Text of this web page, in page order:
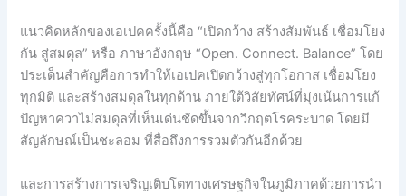
แนวคิดหลักของเอเปคครั้งนี้คือ “เปิดกว้าง สร้างสัมพันธ์ เชื่อมโยง
กัน สู่สมดุล” หรือ ภาษาอังกฤษ “Open. Connect. Balance” โดย
ประเด็นสำคัญคือการทำให้เอเปคเปิดกว้างสู่ทุกโอกาส เชื่อมโยง
ทุกมิติ และสร้างสมดุลในทุกด้าน ภายใต้วิสัยทัศน์ที่มุ่งเน้นการแก้
ปัญหาควาไม่สมดุลที่เห็นเด่นชัดขึ้นจากวิกฤตโรคระบาด โดยมี
สัญลักษณ์เป็นชะลอม ที่สื่อถึงการรวมตัวกันอีกด้วย
และการสร้างการเจริญเติบโตทางเศรษฐกิจในภูมิภาคด้วยการนำ